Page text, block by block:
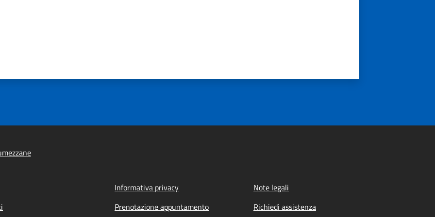
Informativa privacy
Note legali
Prenotazione appuntamento Richiedi assistenza